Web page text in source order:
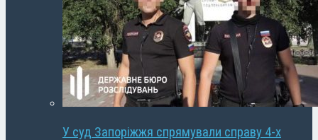
У суд Запоріжжя спрямували справу 4-х